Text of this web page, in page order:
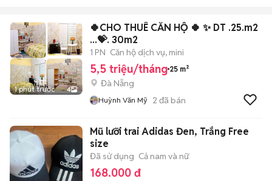
1 phút trước 4
🍀CHO THUÊ CĂN HỘ 🍀 ✨ DT .25.m2
...💝. 30m2
1 PN Căn hộ dịch vụ, mini
5,5 triệu/tháng 25 m²
Đà Nẵng
Huỳnh Văn Mỹ 2 đã bán
Mũ lưỡi trai Adidas Đen, Trắng Free
size
Đã sử dụng Cả nam và nữ
168.000 đ